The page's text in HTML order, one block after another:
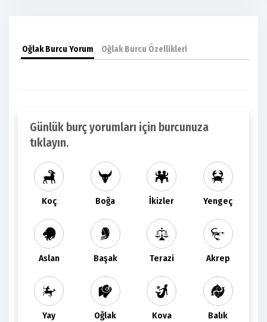
Oğlak Burcu Yorum Oğlak Burcu Özellikleri
Günlük burç yorumları için burcunuza
tıklayın.
Koç Boğa İkizler Yengeç
Aslan Başak Terazi Akrep
Yay Oğlak Kova Balık